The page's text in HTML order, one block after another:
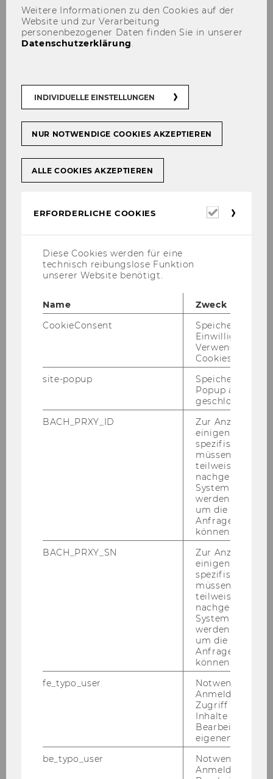
Häusliche Gewalt und Ungleichheit
zusammen
KI-Boom könnte Energiewende
Meet Our Researchers
Meet Our Researchers: Stephan Lutter
Der ver­steck­te Fuß­ab­druck von
WU-​Forscher Ste­phan Lut­ter un­ter­sucht,
wie viele na­tür­li­che Res­sour­cen – etwa
Roh­stof­fe oder Was­ser – von un­se­rer Wirt­
schaft in An­spruch ge­nom­men wer­den.
Weitere Informationen zu den Cookies auf der
Website und zur Verarbeitung
personenbezogener Daten finden Sie in unserer
Datenschutzerklärung.
INDIVIDUELLE EINSTELLUNGEN
NUR NOTWENDIGE COOKIES AKZEPTIEREN
ALLE COOKIES AKZEPTIEREN
ERFORDERLICHE COOKIES
Diese Cookies werden für eine
technisch reibungslose Funktion
unserer Website benötigt.
Name
Zweck
CookieConsent
Speichert Ihre
Einwilligung zur
Verwendung von
Cookies.
site-popup
Speichert ob ein
Popup
geschlossen
BACH_PRXY_ID
Zur Anzeige von
einigen WU-
spezifischen
müssen
teilweise von
nachgelagerten
System
werden.
um die Antwort
Anfrage
können.
BACH_PRXY_SN
Zur Anzeige von
einigen WU-
spezifischen
müssen
teilweise von
nachgelagerten
System
werden.
um die Antwort
Anfrage
können.
fe_typo_user
Notwendig für
Anmeldung und
Zugriff auf
Inhalte oder zur
Bearbeitung des
eigenen Profils.
be_typo_user
Notwendig für
Anmeldung und